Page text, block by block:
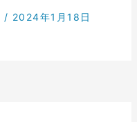
/ 2024年1月18日